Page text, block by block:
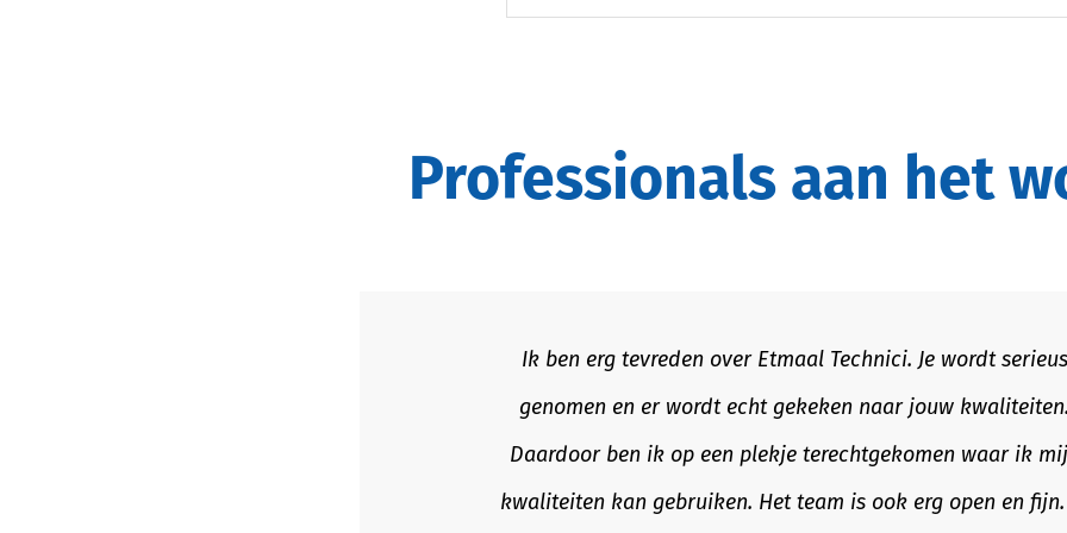
Professionals aan het
Via Etmaal Technici ben ik in contact gekomen met een
waarin ik zelf nog niet eerder actief was. Etmaal heeft met
meegedacht en mij gedurende het hele proces uitstekend
begeleid. De communicatie was duidelijk, het advies eerlijk